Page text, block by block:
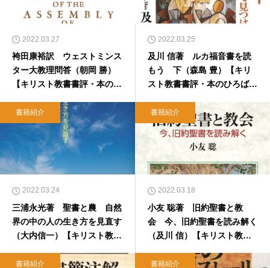
2022.03.27
袴田康裕訳 ウェストミンス
ター大教理問答（朝岡 勝）
【キリスト教書書評・本のひ
2022.03.25
及川 信著 ルカ福音書を読
もう 下（森島 豊）【キリ
スト教書書評・本のひろば.c
書籍紹介
2022.03.24
三浦永光著 聖書と農 自然
界の中の人の生き方を見直す
（大内信一）【キリスト教書
書籍紹介
2022.03.18
小友 聡著 旧約聖書と教
会 今、旧約聖書を読み解く
（及川 信）【キリスト教書
書籍紹介 書籍紹介